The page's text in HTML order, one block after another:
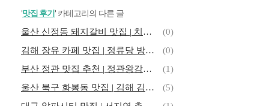
'맛집 후기' 카테고리의 다른 글
울산 신정동 돼지갈비 맛집 | 치술령 숯불갈비 방문 후기
(0)
김해 장유 카페 맛집 | 정류당 방문 후기
(0)
부산 정관 맛집 추천 | 정관왕감자탕 정관본점 방문 후기
(1)
울산 북구 화봉동 맛집 | 김해 김가네 돼지국밥 후기
(5)